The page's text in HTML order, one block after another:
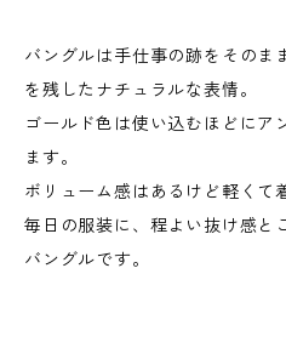
バングルは手仕事の跡をそのま
を残したナチュラルな表情。
ゴールド色は使い込むほどにア
ます。
ボリューム感はあるけど軽くて
毎日の服装に、程よい抜け感と
バングルです。